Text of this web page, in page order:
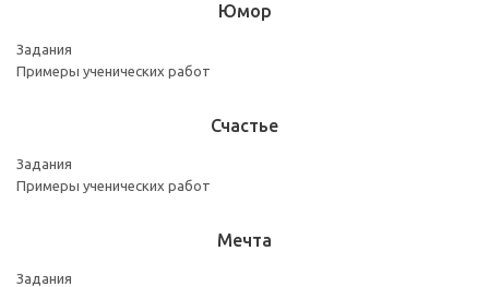
Юмор
Задания
Примеры ученических работ
Счастье
Задания
Примеры ученических работ
Мечта
Задания